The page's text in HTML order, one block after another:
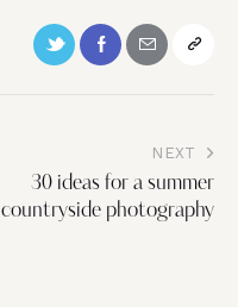
NEXT
30 ideas for a summer
countryside photography